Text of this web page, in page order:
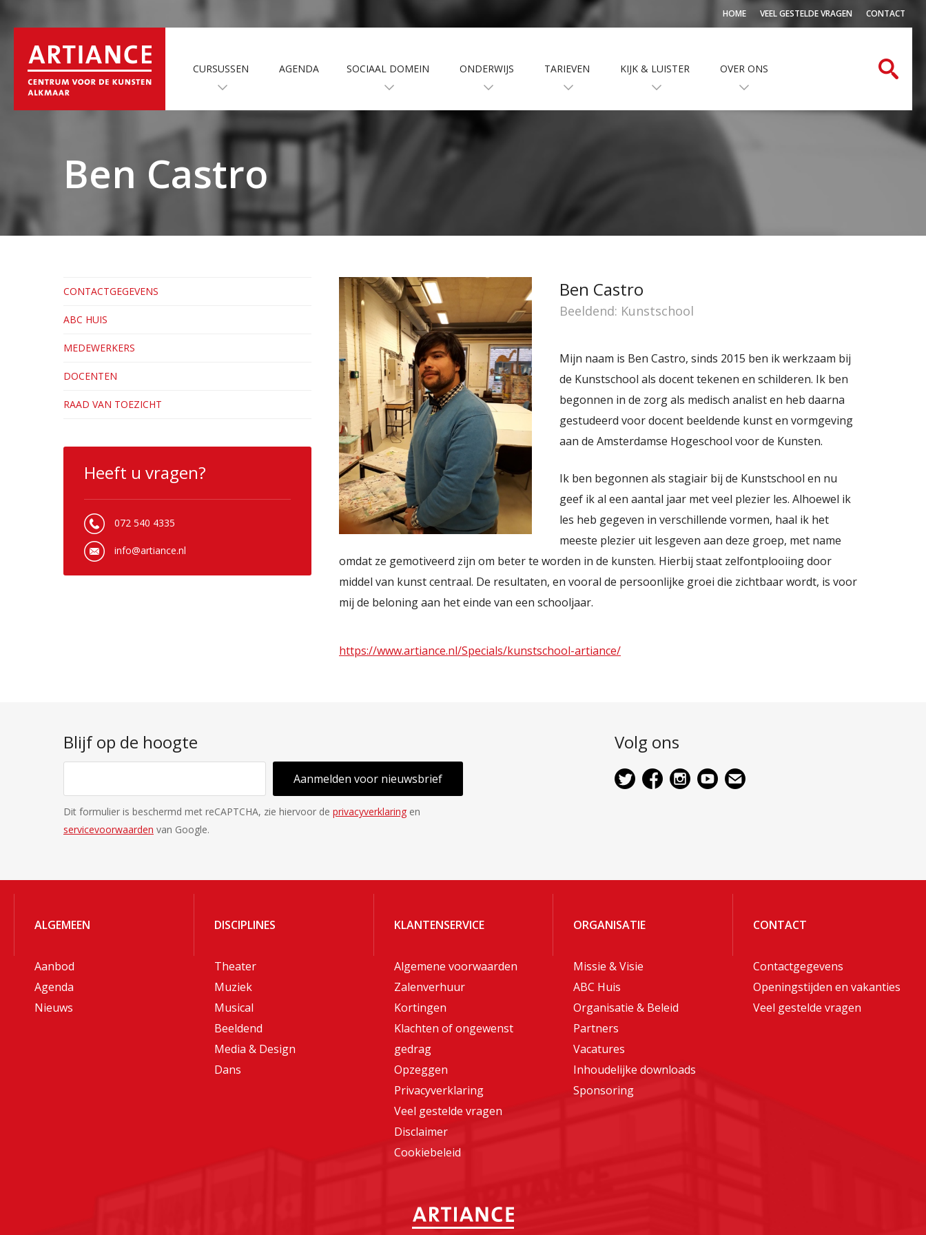
HOME VEEL GESTELDE VRAGEN CONTACT
CURSUSSEN AGENDA SOCIAAL DOMEIN ONDERWIJS TARIEVEN KIJK & LUISTER OVER ONS
Ben Castro
Ben Castro
Beeldend: Kunstschool
Mijn naam is Ben Castro, sinds 2015 ben ik werkzaam bij
de Kunstschool als docent tekenen en schilderen. Ik ben
begonnen in de zorg als medisch analist en heb daarna
gestudeerd voor docent beeldende kunst en vormgeving
aan de Amsterdamse Hogeschool voor de Kunsten.
Ik ben begonnen als stagiair bij de Kunstschool en nu
geef ik al een aantal jaar met veel plezier les. Alhoewel ik
les heb gegeven in verschillende vormen, haal ik het
meeste plezier uit lesgeven aan deze groep, met name
omdat ze gemotiveerd zijn om beter te worden in de kunsten. Hierbij staat zelfontplooiing door
middel van kunst centraal. De resultaten, en vooral de persoonlijke groei die zichtbaar wordt, is voor
mij de beloning aan het einde van een schooljaar.
https://www.artiance.nl/Specials/kunstschool-artiance/
CONTACTGEGEVENS
ABC HUIS
MEDEWERKERS
DOCENTEN
RAAD VAN TOEZICHT
Heeft u vragen?
072 540 4335
info@artiance.nl
Blijf op de hoogte
Aanmelden voor nieuwsbrief
Dit formulier is beschermd met reCAPTCHA, zie hiervoor de privacyverklaring en
servicevoorwaarden van Google.
Volg ons
ALGEMEEN
Aanbod
Agenda
Nieuws
DISCIPLINES
Theater
Muziek
Musical
Beeldend
Media & Design
Dans
KLANTENSERVICE
Algemene voorwaarden
Zalenverhuur
Kortingen
Klachten of ongewenst
gedrag
Opzeggen
Privacyverklaring
Veel gestelde vragen
Disclaimer
Cookiebeleid
ORGANISATIE
Missie & Visie
ABC Huis
Organisatie & Beleid
Partners
Vacatures
Inhoudelijke downloads
Sponsoring
CONTACT
Contactgegevens
Openingstijden en vakanties
Veel gestelde vragen